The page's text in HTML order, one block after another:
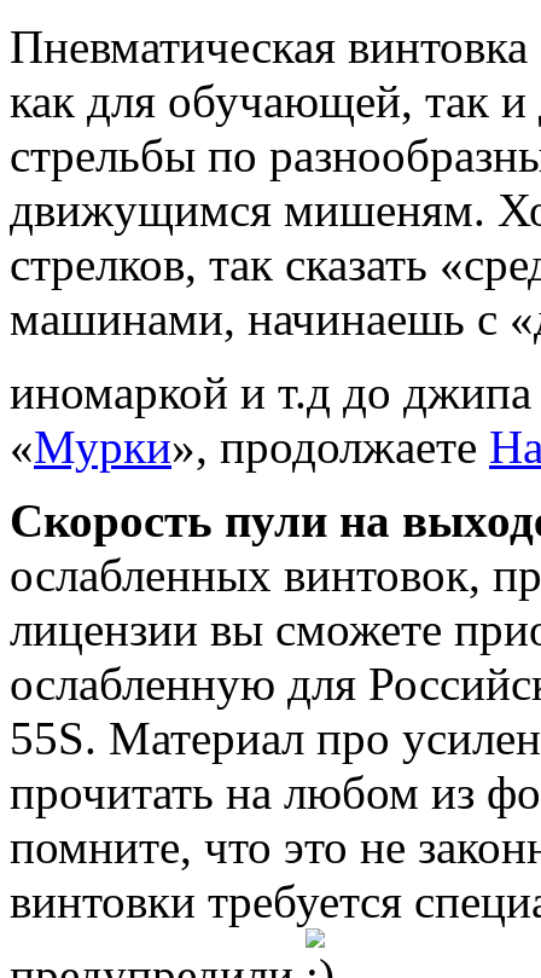
Пневматическая
как для обучающей, так
стрельбы по
движущимся мишеням.
стрелков, так сказать
машинами, начинаешь с
иномаркой и т.д до
«Мурки», продолжаете
Скорость пули на
ослабленных винтовок,
лицензии вы сможете
ослабленную для
55S. Материал про
прочитать на любом из
помните, что это не
винтовки требуется